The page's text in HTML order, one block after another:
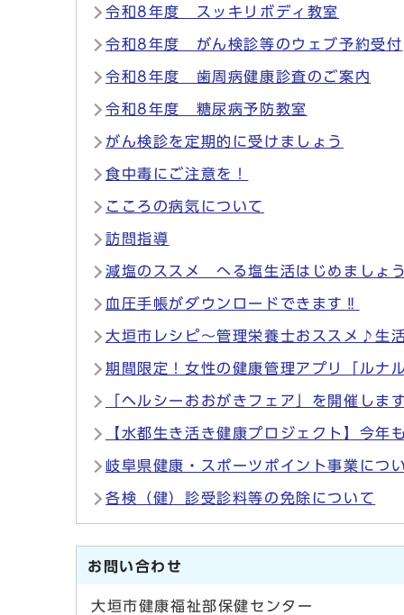
令和8年度 スッキリボディ教室
令和8年度 がん検診等のウェブ予約受付
令和8年度 歯周病健康診査のご案内
令和8年度 糖尿病予防教室
がん検診を定期的に受けましょう
食中毒にご注意を！
こころの病気について
訪問指導
減塩のススメ へる塩生活はじめましょう
血圧手帳がダウンロードできます‼
大垣市レシピ～管理栄養士おススメ♪生
期間限定！女性の健康管理アプリ「ルナ
「ヘルシーおおがきフェア」を開催します
【水都生き活き健康プロジェクト】今
岐阜県健康・スポーツポイント事業につ
各検（健）診受診料等の免除について
お問い合わせ
大垣市健康福祉部保健センター